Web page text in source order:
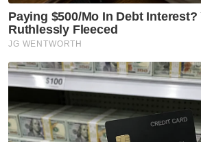
Dzukafli Mohamed berkata,
kali kedua dijalankan sejak
merupakan salah satu inisiatif
Pejabat Kadi Daerah Batu
menggalakkan bakal
mendirikan rumah tangga.
Artikel Berkaitan: